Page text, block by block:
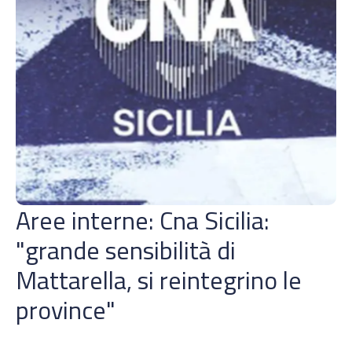
Aree interne: Cna Sicilia:
"grande sensibilità di
Mattarella, si reintegrino le
province"